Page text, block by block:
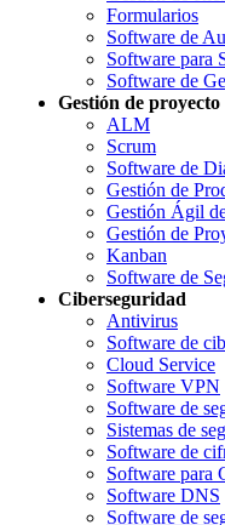
Formularios
Software de
Software para
Software de
Gestión de proyecto
ALM
Scrum
Software de
Gestión de
Gestión Ágil
Gestión de
Kanban
Software de
Ciberseguridad
Antivirus
Software de
Cloud Service
Software VPN
Software de
Sistemas de
Software de
Software para
Software DNS
Software de